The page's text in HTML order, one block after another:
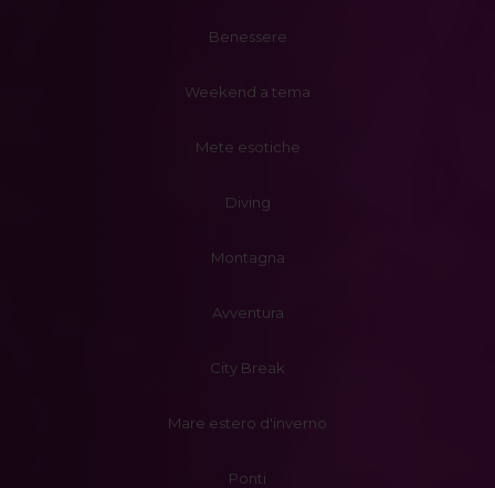
Benessere
Weekend a tema
Mete esotiche
Diving
Montagna
Avventura
City Break
Mare estero d'inverno
Ponti